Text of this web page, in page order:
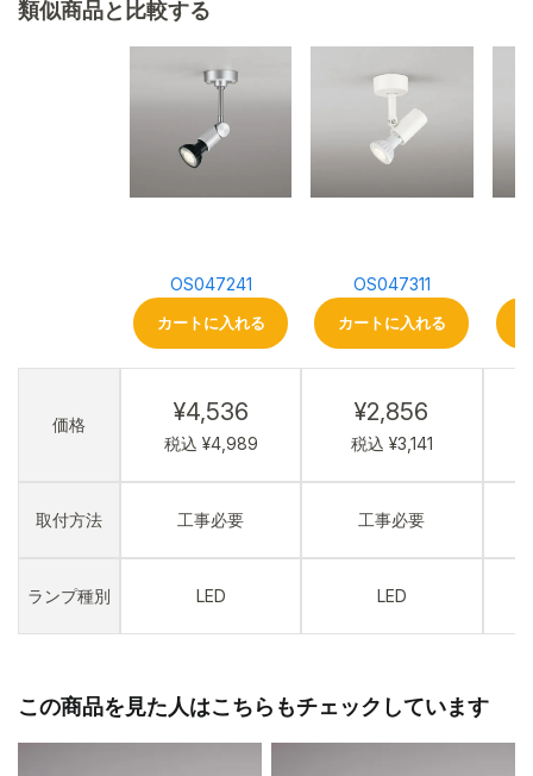
類似商品と比較する
価格
取付方法
ランプ種別
OS047241
カートに入れる
¥4,536
税込 ¥4,989
工事必要
LED
OS047311
カートに入れる
¥2,856
税込 ¥3,141
工事必要
LED
この商品を見た人はこちらもチェックしています